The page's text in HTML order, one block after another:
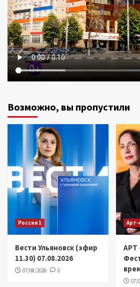
Возможно, вы пропустили
Россия 1
Вести Ульяновск (эфир
11.30) 07.08.2026
07/08/2026 0
Арт-
АРТ
07/